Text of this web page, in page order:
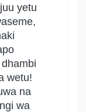
yetu
wetu!
na
wa